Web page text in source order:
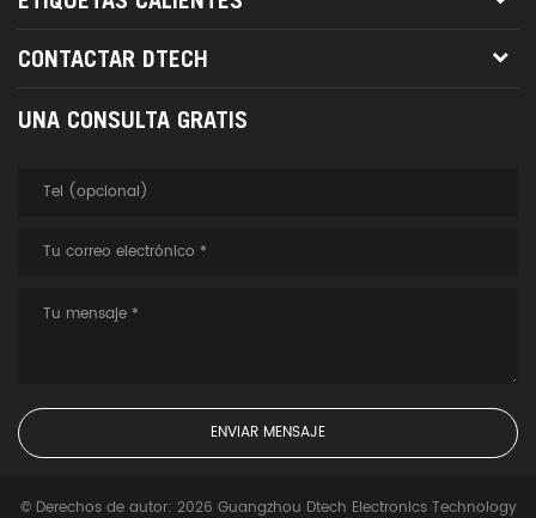
CONTACTAR DTECH
UNA CONSULTA GRATIS
© Derechos de autor: 2026 Guangzhou Dtech Electronics Technology